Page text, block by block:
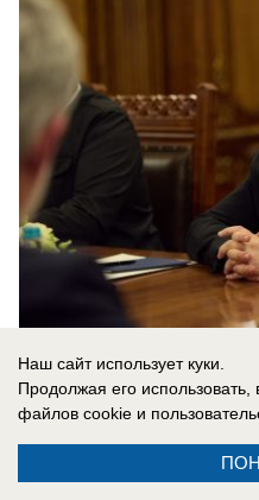
08.08.2026
Наш сайт использует куки.
Продолжая его использовать,
файлов cookie и